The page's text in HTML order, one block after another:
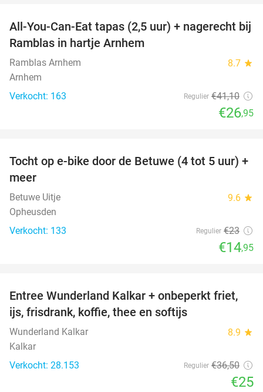
34%
All-You-Can-Eat tapas (2,5 uur) + nagerecht bij
Ramblas in hartje Arnhem
Ramblas Arnhem 8.7 star
Arnhem
Verkocht: 163
Regulier €41,10
€26,95
35%
Tocht op e-bike door de Betuwe (4 tot 5 uur) +
meer
Betuwe Uitje 9.6 star
Opheusden
Verkocht: 133
Regulier €23
€14,95
32%
Entree Wunderland Kalkar + onbeperkt friet,
ijs, frisdrank, koffie, thee en softijs
Wunderland Kalkar 8.9 star
Kalkar
Verkocht: 28.153
Regulier €36,50
€25